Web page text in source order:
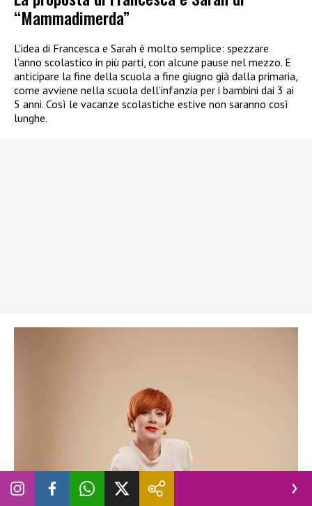
“Mammadimerda”
L’idea di Francesca e Sarah è molto semplice: spezzare
l’anno scolastico in più parti, con alcune pause nel mezzo. E
anticipare la fine della scuola a fine giugno già dalla primaria,
come avviene nella scuola dell’infanzia per i bambini dai 3 ai
5 anni. Così le vacanze scolastiche estive non saranno così
lunghe.